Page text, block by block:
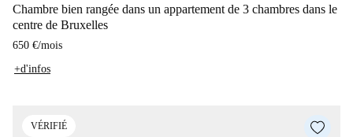
Chambre bien rangée dans un appartement de 3 chambres dans le
centre de Bruxelles
650 €/mois
+d'infos
VÉRIFIÉ